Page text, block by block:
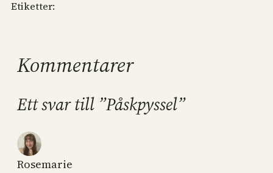
Etiketter:
Kommentarer
Ett svar till ”Påskpyssel”
Rosemarie